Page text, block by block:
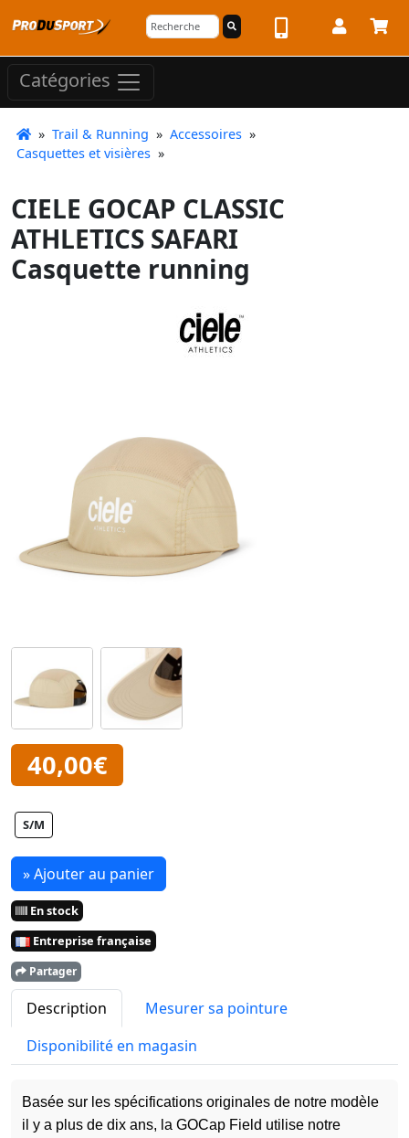
Catégories
» Trail & Running » Accessoires »
Casquettes et visières »
CIELE GOCAP CLASSIC
ATHLETICS SAFARI
Casquette running
40,00€
S/M
» Ajouter au panier
En stock
Entreprise française
Partager
Description
Mesurer sa pointure
Disponibilité en magasin
Basée sur les spécifications originales de notre modèle
il y a plus de dix ans, la GOCap Field utilise notre